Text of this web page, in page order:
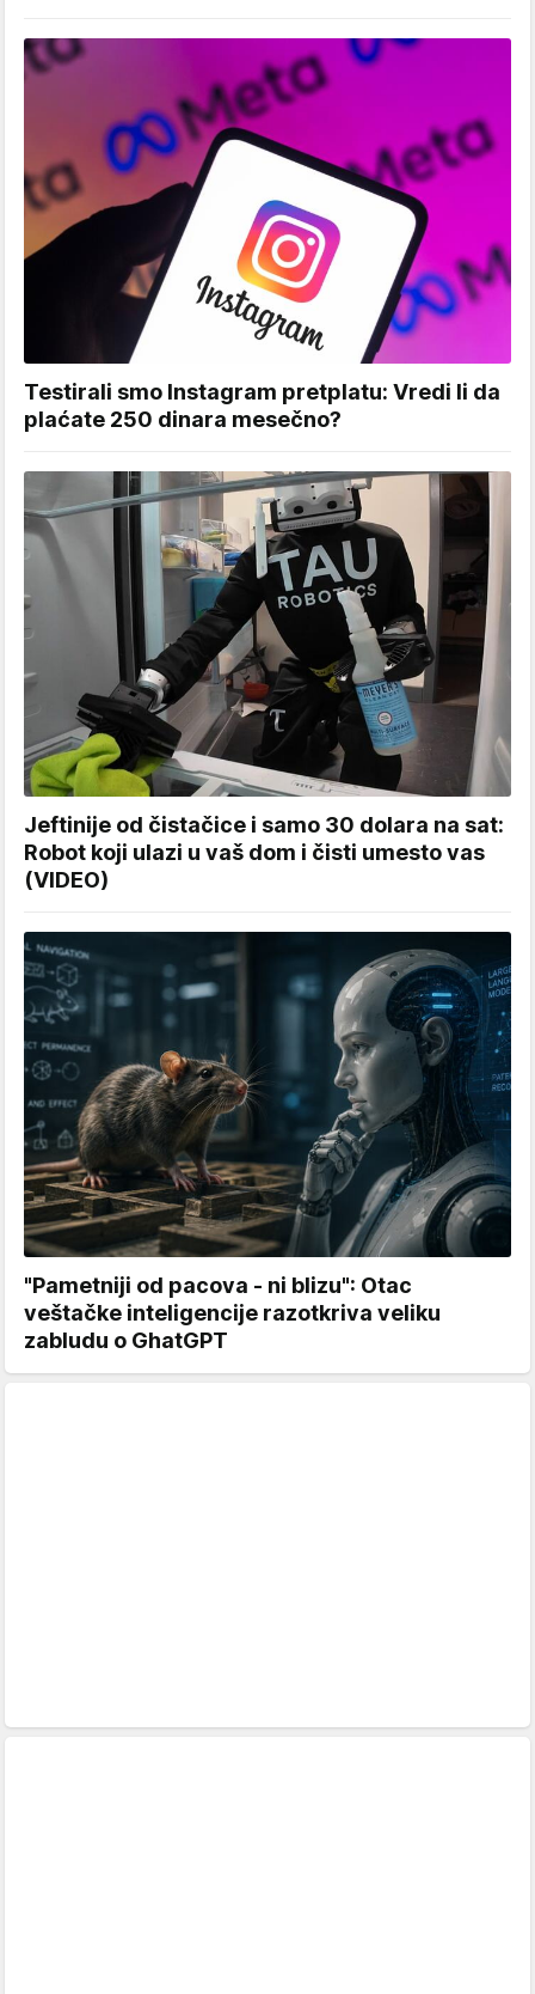
Testirali smo Instagram pretplatu: Vredi li da
plaćate 250 dinara mesečno?
Jeftinije od čistačice i samo 30 dolara na sat:
Robot koji ulazi u vaš dom i čisti umesto vas
(VIDEO)
"Pametniji od pacova - ni blizu": Otac
veštačke inteligencije razotkriva veliku
zabludu o GhatGPT